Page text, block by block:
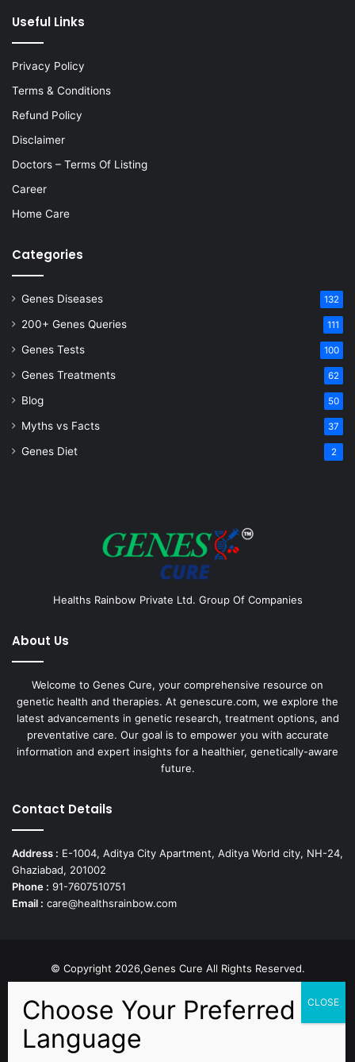
Useful Links
Privacy Policy
Terms & Conditions
Refund Policy
Disclaimer
Doctors – Terms Of Listing
Career
Home Care
Categories
Genes Diseases 132
200+ Genes Queries 111
Genes Tests 100
Genes Treatments 62
Blog 50
Myths vs Facts 37
Genes Diet 2
Healths Rainbow Private Ltd. Group Of Companies
About Us
Welcome to Genes Cure, your comprehensive resource on
genetic health and therapies. At genescure.com, we explore the
latest advancements in genetic research, treatment options, and
preventative care. Our goal is to empower you with accurate
information and expert insights for a healthier, genetically-aware
future.
Contact Details
Address : E-1004, Aditya City Apartment, Aditya World city, NH-24,
Ghaziabad, 201002
Phone : 91-7607510751
Email : care@healthsrainbow.com
© Copyright 2026,Genes Cure All Rights Reserved.
Facebook
X